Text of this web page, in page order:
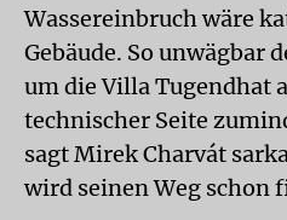
Wassereinbruch wäre
Gebäude. So unwägbar
um die Villa Tugendhat
technischer Seite
sagt Mirek Charvát
wird seinen Weg schon